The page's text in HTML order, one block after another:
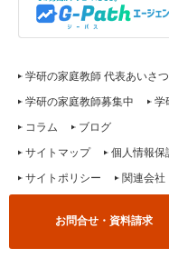
お問合せ・資料請求
学研の家庭教師 代表あいさつ
学研の家庭教師募集中
学
コラム
ブログ
サイトマップ
個人情報保
サイトポリシー
関連会社
Copyright (c) 学研 エル